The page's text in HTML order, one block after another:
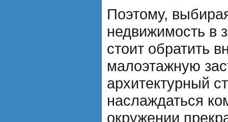
Поэтому,
недвижимость в
стоит обратить
малоэтажную
архитектурный
наслаждаться
окружении